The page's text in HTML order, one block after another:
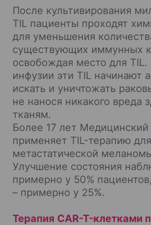
После культивирования
TIL пациенты проходят
для уменьшения
существующих иммунных
освобождая место для TIL.
инфузии эти TIL начинают
искать и уничтожать
не нанося никакого вреда
тканям.
Более 17 лет
применяет TIL-терапию
метастатической
Улучшение состояния
примерно у 50%
– примерно у 25%.
Терапия CAR-T-клетками